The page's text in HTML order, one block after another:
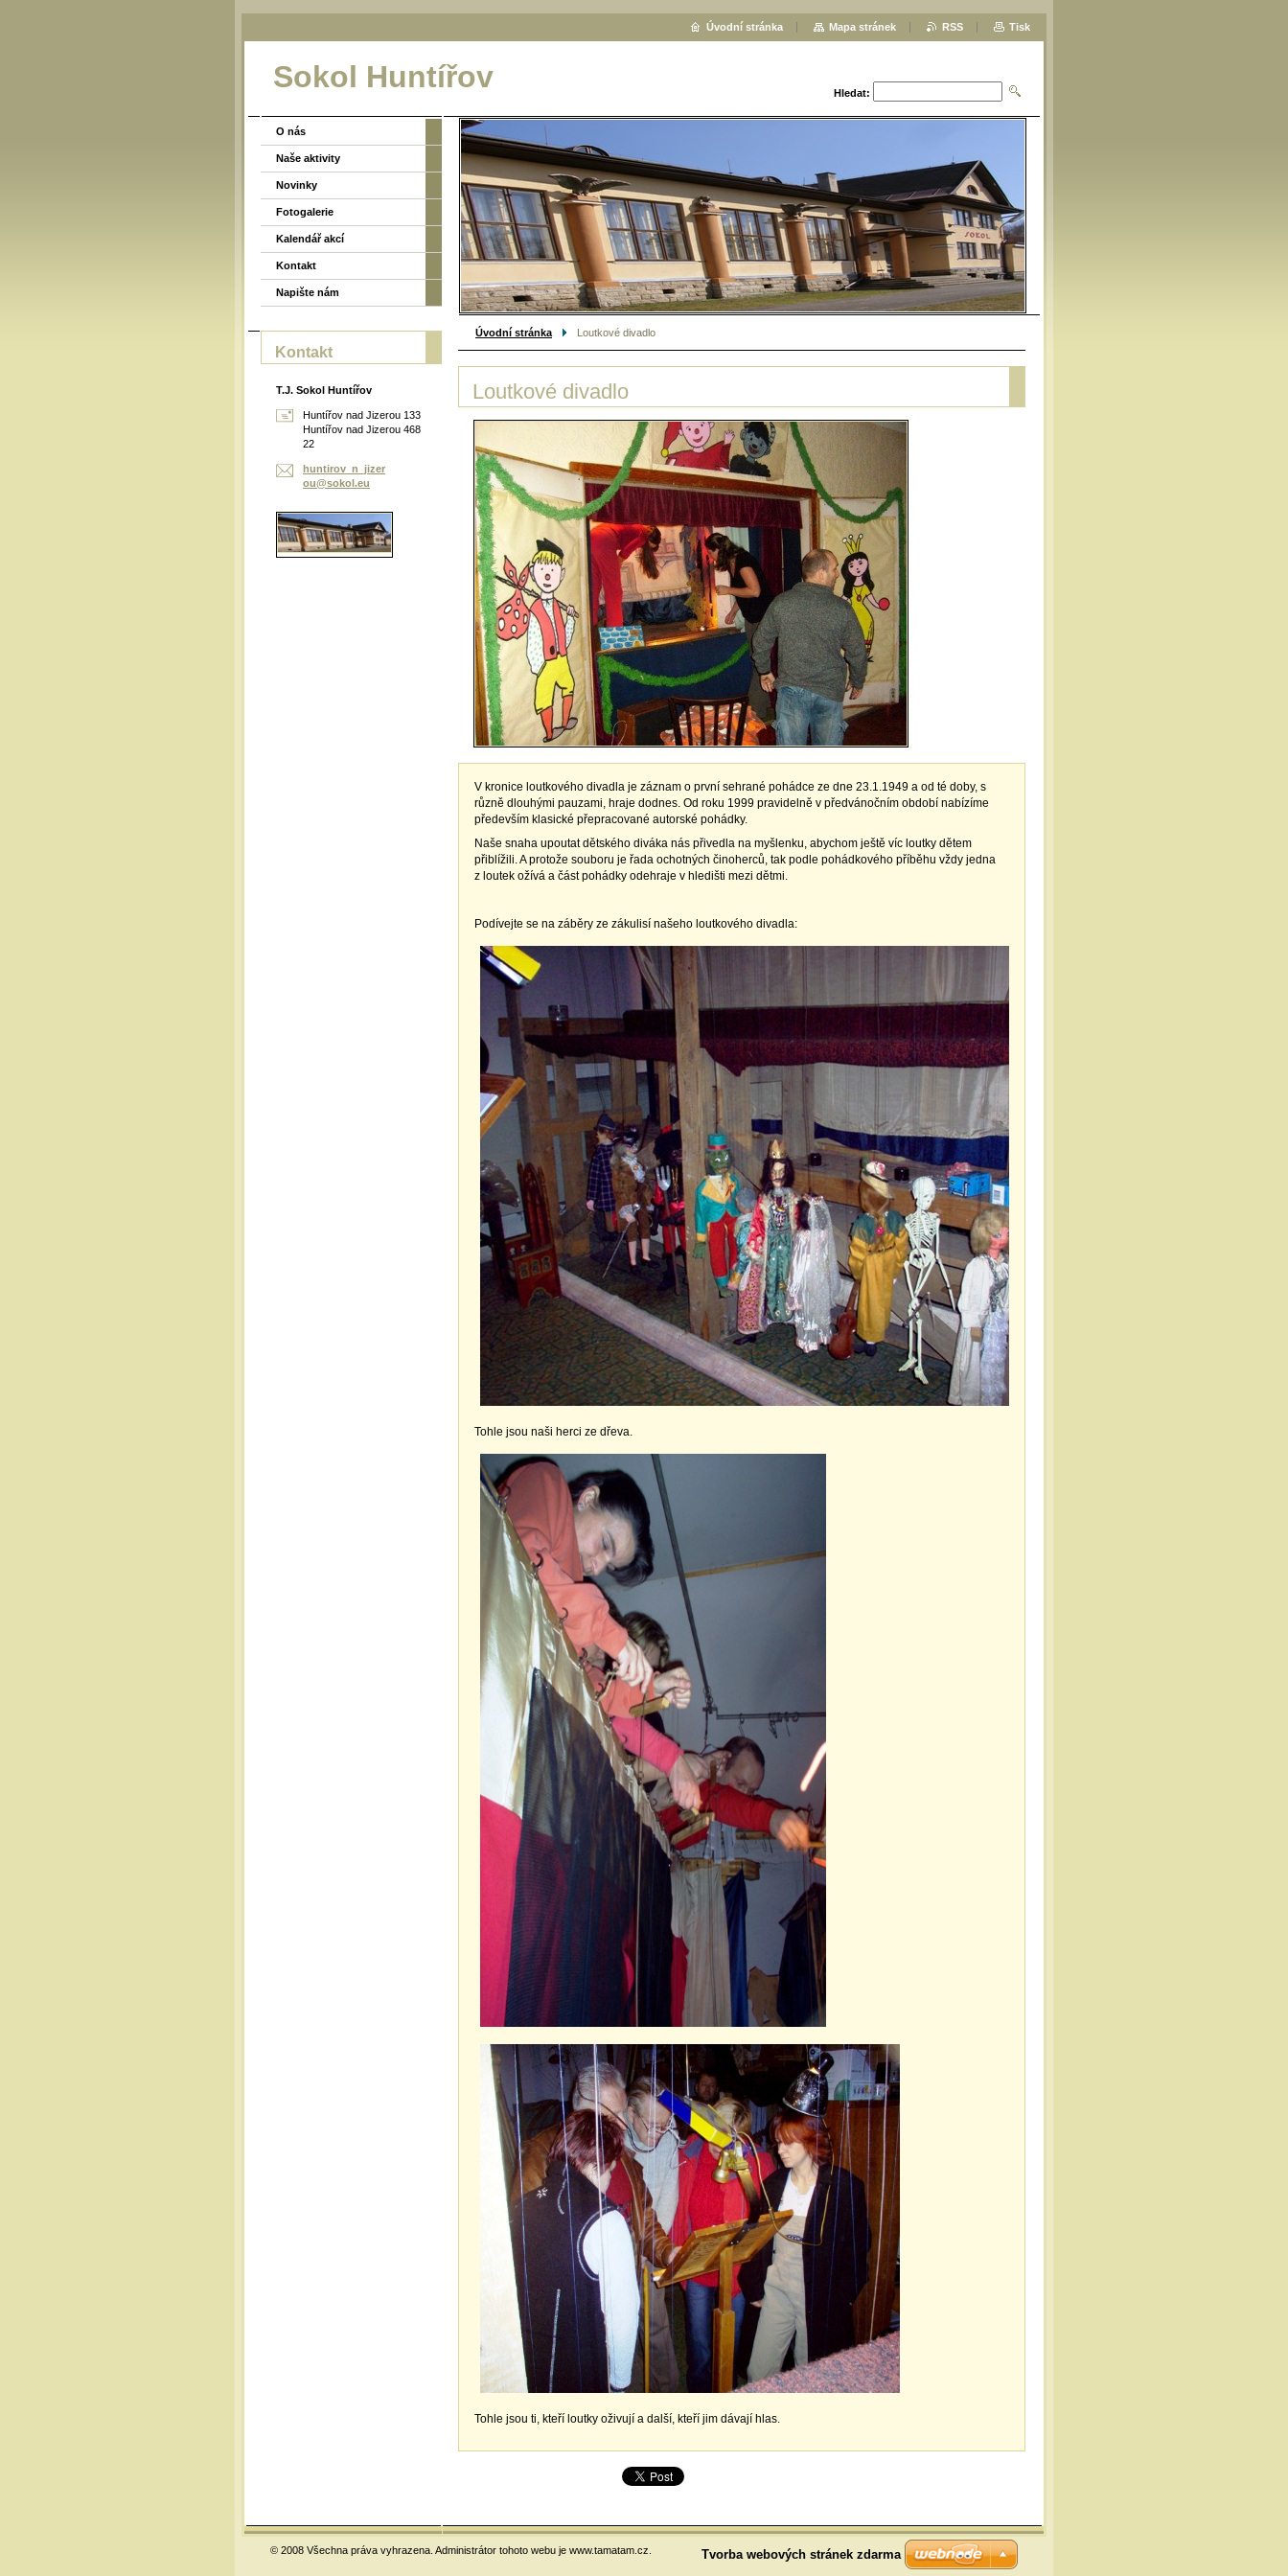
Sokol Huntířov Hledat:
Úvodní stránka Loutkové divadlo
Loutkové divadlo
V kronice loutkového divadla je záznam o první sehrané pohádce ze dne 23.1.1949 a od té doby, s
různě dlouhými pauzami, hraje dodnes. Od roku 1999 pravidelně v předvánočním období nabízíme
především klasické přepracované autorské pohádky.
Naše snaha upoutat dětského diváka nás přivedla na myšlenku, abychom ještě víc loutky dětem
přiblížili. A protože souboru je řada ochotných činoherců, tak podle pohádkového příběhu vždy jedna
z loutek ožívá a část pohádky odehraje v hledišti mezi dětmi.
Podívejte se na záběry ze zákulisí našeho loutkového divadla:
Tohle jsou naši herci ze dřeva.
Tohle jsou ti, kteří loutky oživují a další, kteří jim dávají hlas.
O nás
Naše aktivity
Novinky
Fotogalerie
Kalendář akcí
Kontakt
Napište nám
Kontakt
T.J. Sokol Huntířov
Huntířov nad Jizerou 133
Huntířov nad Jizerou 468
22
huntirov _n_jizer
ou@sokol .eu
Úvodní stránka Mapa stránek RSS Tisk
© 2008 Všechna práva vyhrazena. Administrátor tohoto webu je www.tamatam.cz. Tvorba webových stránek zdarma